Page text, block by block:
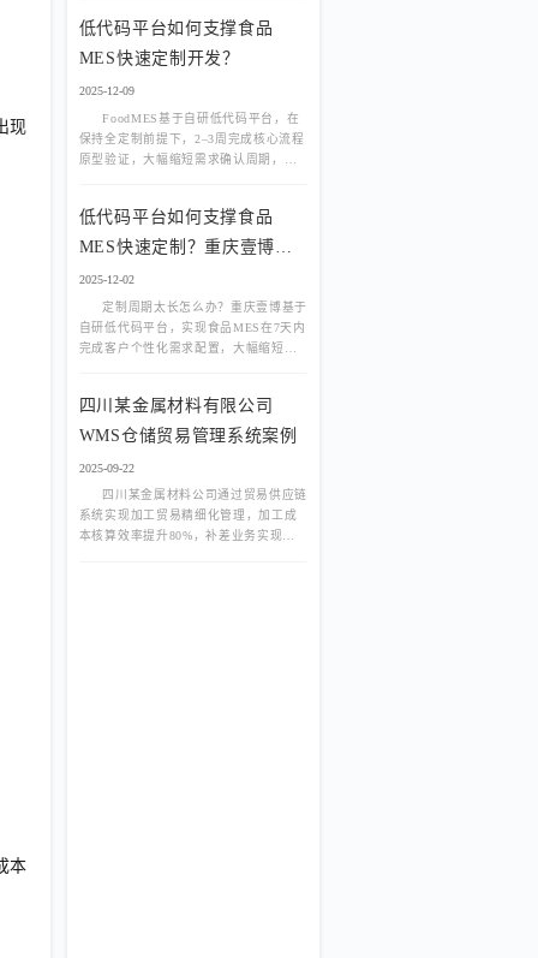
现
本
低代码平台如何支撑食品
MES快速定制开发？
2025-12-09
FoodMES基于自研低代码平台，在
保持全定制前提下，2–3周完成核心流程
原型验证，大幅缩短需求确认周期，降
低代码平台如何支撑食品
MES快速定制？重庆壹博实
践
2025-12-02
定制周期太长怎么办？重庆壹博基于
自研低代码平台，实现食品MES在7天内
完成客户个性化需求配置，大幅缩短交
四川某金属材料有限公司
WMS仓储贸易管理系统案例
2025-09-22
四川某金属材料公司通过贸易供应链
系统实现加工贸易精细化管理，加工成
本核算效率提升80%，补差业务实现全